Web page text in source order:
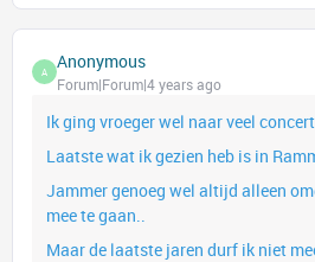
A Anonymous
Forum|Forum|4 years ago
Ik ging vroeger wel naar veel
Laatste wat ik gezien heb is in
Jammer genoeg wel altijd alleen
mee te gaan..
Maar de laatste jaren durf ik niet